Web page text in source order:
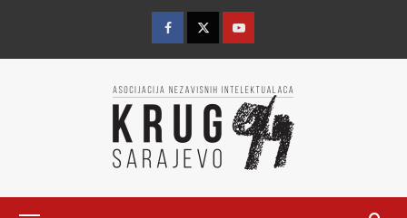
content
FacebookTwitterYouTube